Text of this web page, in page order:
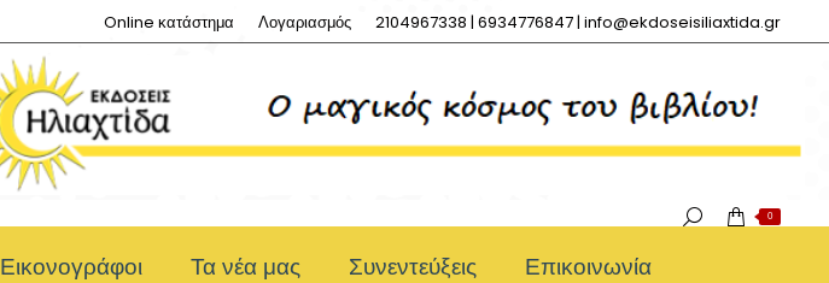
Online κατάστημα Λογαριασμός 2104967338 | 6934776847 | info@ekdoseisiliaxtida.gr
0
Εικονογράφοι Τα νέα μας Συνεντεύξεις Επικοινωνία